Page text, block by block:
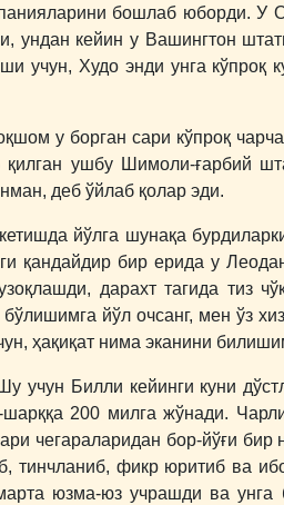
бошлаб юборди. У
ундан кейин у Вашингтон
учун, Худо энди унга кўпроқ
у борган сари кўпроқ
ушбу Шимоли-ғарбий
деб ўйлаб қолар эди.
йўлга шунақа
қандайдир бир ерида у
дарахт тагида тиз
йўл очсанг, мен ўз
ҳақиқат нима эканини
учун Билли кейинги куни
200 милга жўнади.
чегараларидан бор-йўғи
тинчланиб, фикр юритиб ва
юзма-юз учрашди ва унга